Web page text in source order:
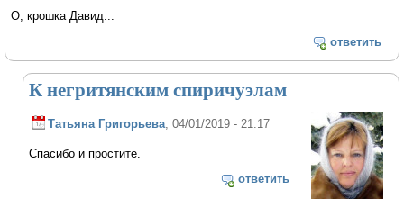
О, крошка Давид...
ответить
К негритянским спиричуэлам
Татьяна Григорьева , 04/01/2019 - 21:17
Спасибо и простите.
ответить